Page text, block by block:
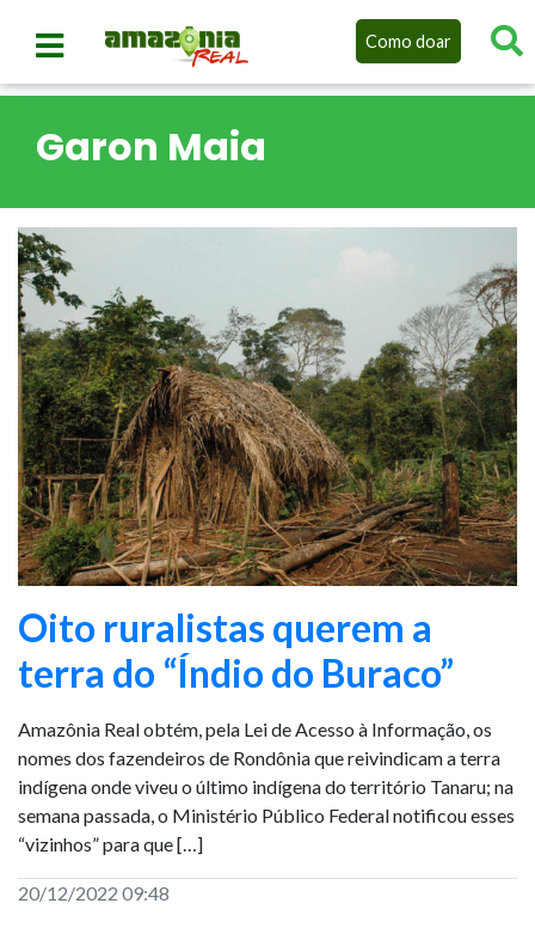
Como doar
Garon Maia
Oito ruralistas querem a
terra do “Índio do Buraco”
Amazônia Real obtém, pela Lei de Acesso à Informação, os
nomes dos fazendeiros de Rondônia que reivindicam a terra
indígena onde viveu o último indígena do território Tanaru; na
semana passada, o Ministério Público Federal notificou esses
“vizinhos” para que […]
20/12/2022 09:48